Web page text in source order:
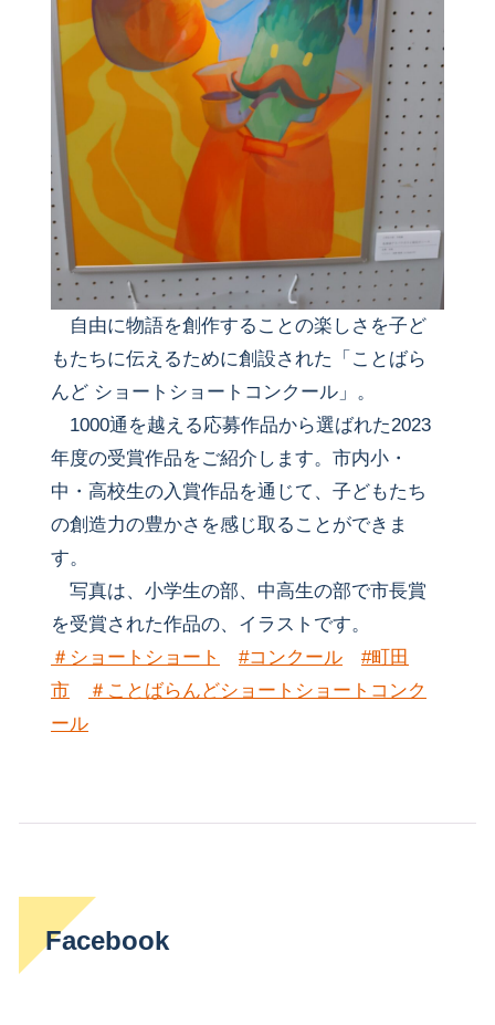
自由に物語を創作することの楽しさを子ど
もたちに伝えるために創設された「ことばら
んど ショートショートコンクール」。
1000通を越える応募作品から選ばれた2023
年度の受賞作品をご紹介します。市内小・
中・高校生の入賞作品を通じて、子どもたち
の創造力の豊かさを感じ取ることができま
す。
写真は、小学生の部、中高生の部で市長賞
を受賞された作品の、イラストです。
＃ショートショート
#コンクール
#町田
市
＃ことばらんどショートショートコンク
ール
Facebook